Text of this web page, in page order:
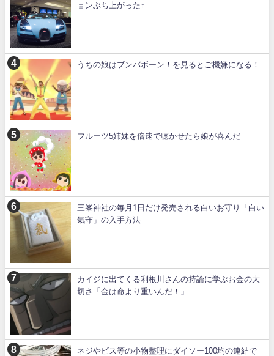
ョンぶち上がった↑
うちの娘はブンバボーン！を見るとご機嫌になる！
フルーツ5姉妹を倍速で聴かせたら娘が喜んだ
三峯神社の毎月1日だけ発売される白いお守り「白い
氣守」の入手方法
カイジに出てくる利根川さんの持論に学ぶお金の大
切さ「金は命より重いんだ！」
ネジやビス等の小物整理にダイソー100均の連結で